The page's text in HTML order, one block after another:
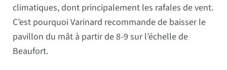
climatiques, dont principalement les rafales de vent.
C’est pourquoi Varinard recommande de baisser le
pavillon du mât à partir de 8-9 sur l’échelle de
Beaufort.